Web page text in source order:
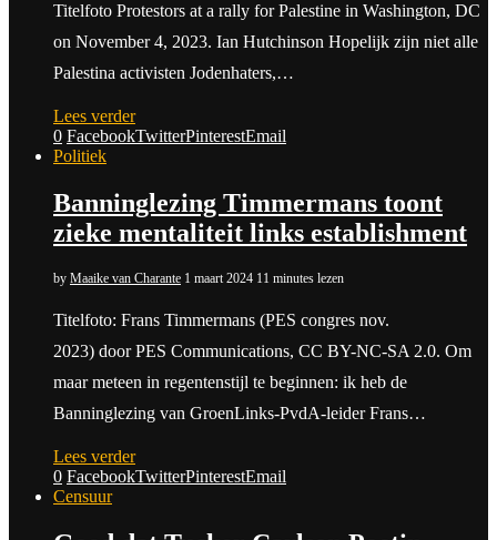
Titelfoto Protestors at a rally for Palestine in Washington, DC
on November 4, 2023. Ian Hutchinson Hopelijk zijn niet alle
Palestina activisten Jodenhaters,…
Lees verder
0 FacebookTwitterPinterestEmail
Politiek
Banninglezing Timmermans toont
zieke mentaliteit links establishment
by Maaike van Charante 1 maart 2024 11 minutes lezen
Titelfoto: Frans Timmermans (PES congres nov.
2023) door PES Communications, CC BY-NC-SA 2.0. Om
maar meteen in regentenstijl te beginnen: ik heb de
Banninglezing van GroenLinks-PvdA-leider Frans…
Lees verder
0 FacebookTwitterPinterestEmail
Censuur